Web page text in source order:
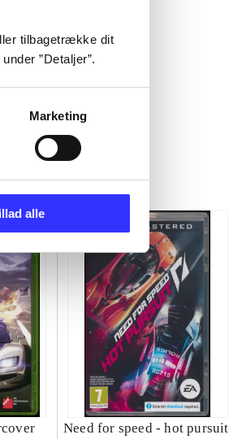
tilbagetrække dit
”Detaljer”.
Marketing
alle
Need for speed - hot pursuit